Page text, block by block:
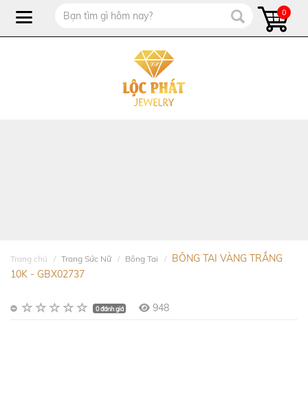
0
Trang chủ Trang Sức Nữ Bông Tai
BÔNG TAI VÀNG TRẮNG
10K - GBX02737
0 đánh giá 948